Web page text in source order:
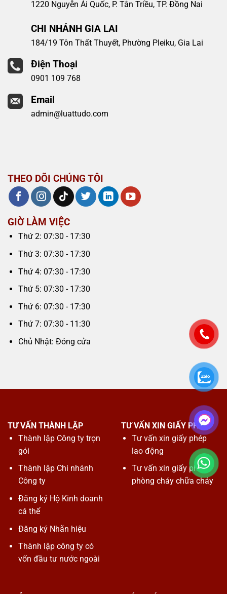
1220 Nguyễn Ái Quốc, P. Tân Triều, TP. Đồng Nai
CHI NHÁNH GIA LAI
184/19 Tôn Thất Thuyết, Phường Pleiku, Gia Lai
Điện Thoại
0901 109 768
Email
admin@luattudo.com
THEO DÕI CHÚNG TÔI
GIỜ LÀM VIỆC
Thứ 2: 07:30 - 17:30
Thứ 3: 07:30 - 17:30
Thứ 4: 07:30 - 17:30
Thứ 5: 07:30 - 17:30
Thứ 6: 07:30 - 17:30
Thứ 7: 07:30 - 11:30
Chủ Nhật: Đóng cửa
TƯ VẤN THÀNH LẬP
Thành lập Công ty trọn
gói
Thành lập Chi nhánh
Công ty
Đăng ký Hộ Kinh doanh
cá thể
Đăng ký Nhãn hiệu
Thành lập công ty có
vốn đầu tư nước ngoài
TƯ VẤN XIN GIẤY PHÉP
Tư vấn xin giấy phép
lao động
Tư vấn xin giấy phép
phòng cháy chữa cháy